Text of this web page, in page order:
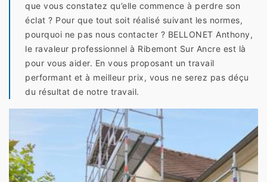
que vous constatez qu’elle commence à perdre son
éclat ? Pour que tout soit réalisé suivant les normes,
pourquoi ne pas nous contacter ? BELLONET Anthony,
le ravaleur professionnel à Ribemont Sur Ancre est là
pour vous aider. En vous proposant un travail
performant et à meilleur prix, vous ne serez pas déçu
du résultat de notre travail.